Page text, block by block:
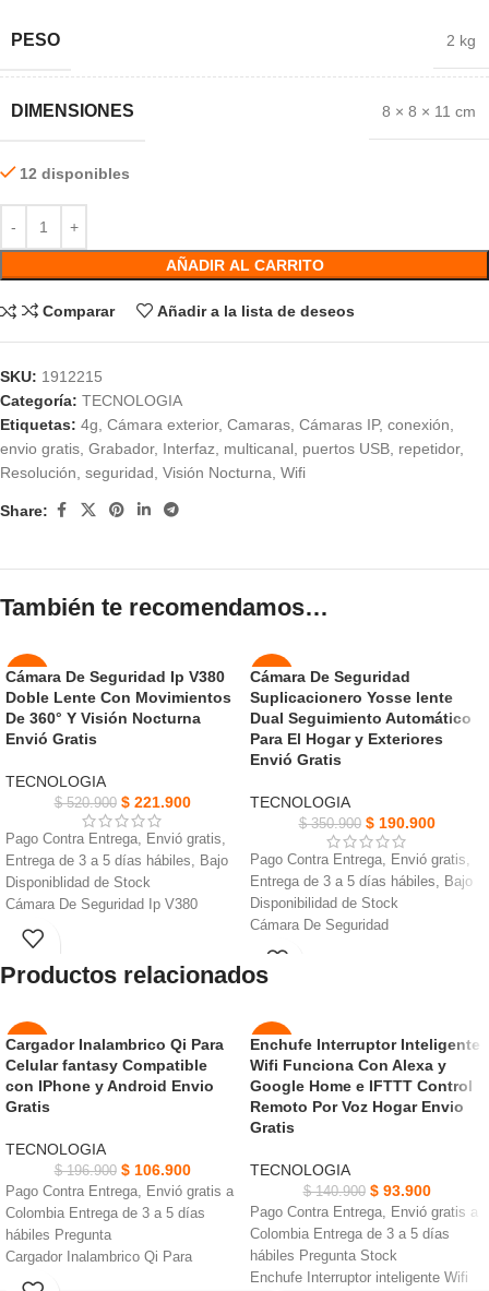
PESO 2 kg
DIMENSIONES 8 × 8 × 11 cm
12 disponibles
AÑADIR AL CARRITO
Comparar Añadir a la lista de deseos
SKU: 1912215
Categoría: TECNOLOGIA
Etiquetas: 4g, Cámara exterior, Camaras, Cámaras IP, conexión,
envio gratis, Grabador, Interfaz, multicanal, puertos USB, repetidor,
Resolución, seguridad, Visión Nocturna, Wifi
Share:
También te recomendamos…
-57%
AGOT
ADO
Cámara De Seguridad Ip V380
Doble Lente Con Movimientos
De 360° Y Visión Nocturna
Envió Gratis
TECNOLOGIA
$520.900 $221.900
Pago Contra Entrega, Envió gratis,
Entrega de 3 a 5 días hábiles, Bajo
Disponiblidad de Stock
Cámara De Seguridad Ip V380
cuenta con certificación IP66, lo
que significa que está protegido
Garantiza imágenes nítidas y claras
Su capacidad de almacenamiento de
hasta 128 GB, podrás grabar y
almacenar las imágenes
Con sensor de movimiento cual
al celular tiempo real
-46%
AGOT
ADO
Cámara De Seguridad
Suplicacionero Yosse lente
Dual Seguimiento Automático
Para El Hogar y Exteriores
Envió Gratis
TECNOLOGIA
$350.900 $190.900
Pago Contra Entrega, Envió gratis,
Entrega de 3 a 5 días hábiles, Bajo
Disponibilidad de Stock
Cámara De Seguridad
Suplicacionero Yosse admite
montaje lateral y montaje en techo
tiempo real en dos pantallas
Se detecta movimiento humano
rastreará el movimiento del cuerpo
humano y enviará alarmas
La primera pantalla es una cámara
es una cámara PTZ
Productos relacionados
-46%
AGOT
ADO
Cargador Inalambrico Qi Para
Celular fantasy Compatible
con IPhone y Android Envio
Gratis
TECNOLOGIA
$196.900 $106.900
Pago Contra Entrega, Envió gratis a
Colombia Entrega de 3 a 5 días
hábiles Pregunta
Cargador Inalambrico Qi Para
Celular fantasy Eficiencia del
-33%
NUEVO
Enchufe Interruptor Inteligente
Wifi Funciona Con Alexa y
Google Home e IFTTT Control
Remoto Por Voz Hogar Envio
Gratis
TECNOLOGIA
$140.900 $93.900
Pago Contra Entrega, Envió gratis a
Colombia Entrega de 3 a 5 días
hábiles Pregunta Stock
Enchufe Interruptor inteligente Wifi